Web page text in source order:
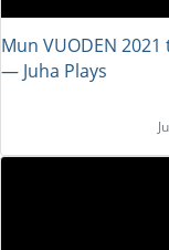
Mun VUODEN 2021
― Juha Plays